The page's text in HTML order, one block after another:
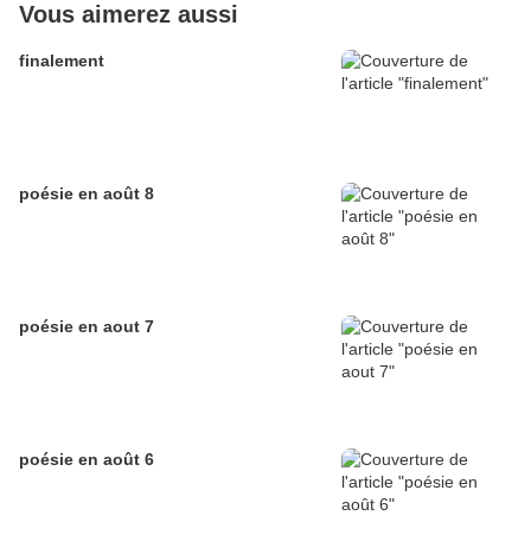
Vous aimerez aussi
finalement
poésie en août 8
poésie en aout 7
poésie en août 6